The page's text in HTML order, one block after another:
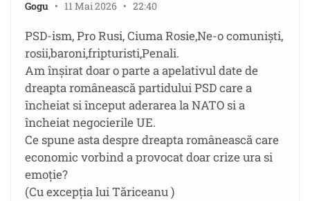
Gogu • 11 Mai 2026 • 22:40
PSD-ism, Pro Rusi, Ciuma Rosie,Ne-o comuniști,
rosii,baroni,fripturisti,Penali.
Am înșirat doar o parte a apelativul date de
dreapta românească partidului PSD care a
încheiat si început aderarea la NATO si a
încheiat negocierile UE.
Ce spune asta despre dreapta românească care
economic vorbind a provocat doar crize ura si
emoție?
(Cu excepția lui Tăriceanu )